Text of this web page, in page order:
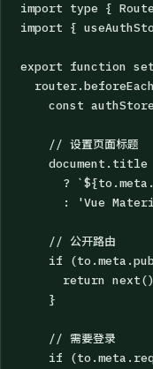
import type {
import {
export function
const
    // 设置页面标题
document.title
?
: 'Vue
    // 公开路由
if
      return next()
    }
    // 需要登录
if